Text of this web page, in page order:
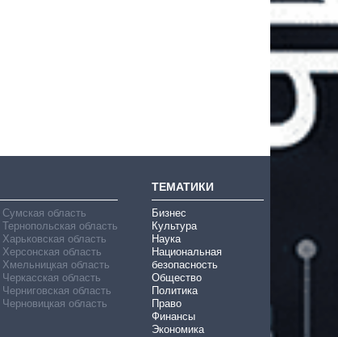
Сумская область
Тернопольская область
Харьковская область
Херсонская область
Хмельницкая область
Черкасская область
Черниговская область
Черновицкая область
ТЕМАТИКИ
Бизнес
Культура
Наука
Национальная
безопасность
Общество
Политика
Право
Финансы
Экономика